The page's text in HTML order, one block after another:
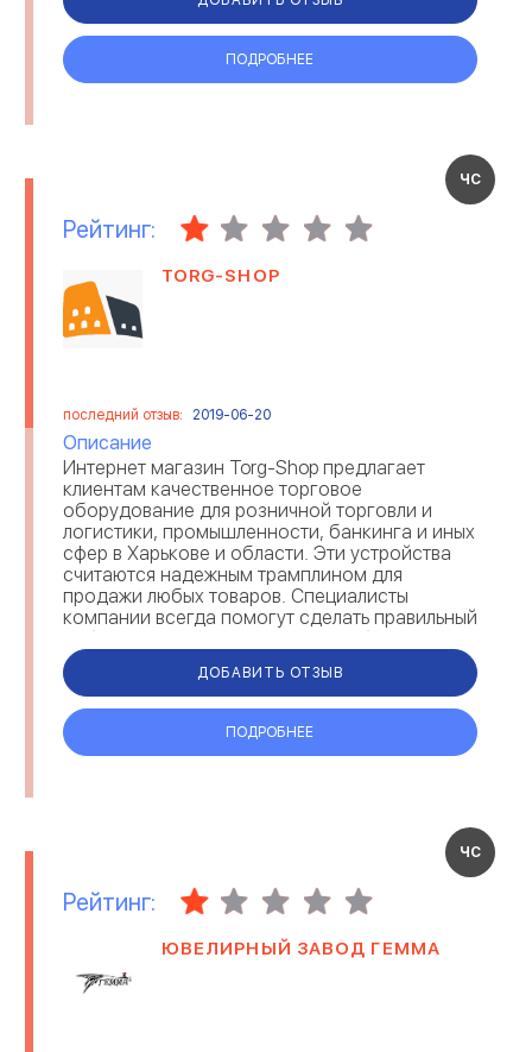
ПОДРОБНЕЕ
ЧС
Рейтинг:
TORG-SHOP
последний отзыв: 2019-06-20
Описание
Интернет магазин Torg-Shop предлагает
клиентам качественное торговое
оборудование для розничной торговли и
логистики, промышленности, банкинга и иных
сфер в Харькове и области. Эти устройства
считаются надежным трамплином для
продажи любых товаров. Специалисты
компании всегда помогут сделать правильный
выбор и проконсультируют по любому
оборудованию. Фирма спешно рабо...
ДОБАВИТЬ ОТЗЫВ
ПОДРОБНЕЕ
ЧС
Рейтинг:
ЮВЕЛИРНЫЙ ЗАВОД ГЕММА